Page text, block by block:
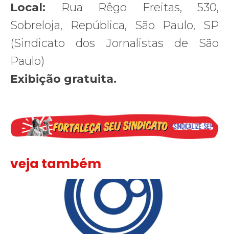
Local: Rua Rêgo Freitas, 530,
Sobreloja, República, São Paulo, SP
(Sindicato dos Jornalistas de São
Paulo)
Exibição gratuita.
veja também
Sindicato leva reivindicações à TV TEM, denunciada de cometer